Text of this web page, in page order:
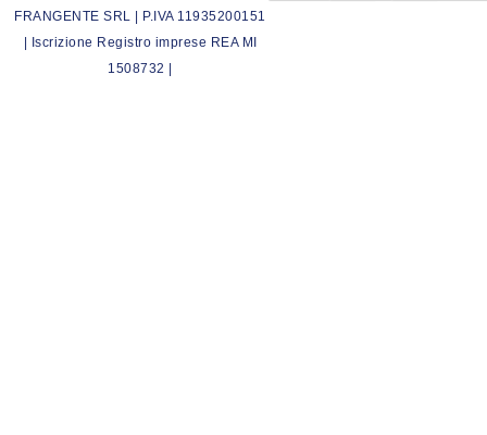
FRANGENTE SRL | P.IVA 11935200151
| Iscrizione Registro imprese REA MI
1508732 |